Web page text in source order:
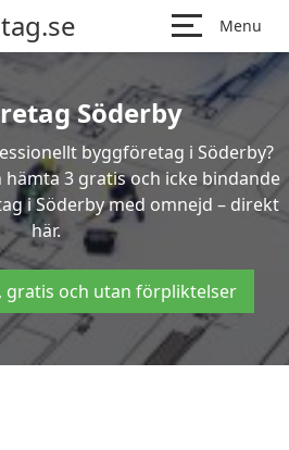
Menu
Söderby
byggföretag i Söderby?
3 gratis och icke bindande
i Söderby med omnejd – direkt
här.
gratis och utan förpliktelser